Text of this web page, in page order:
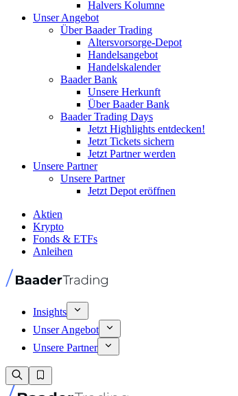
Halvers Kolumne
Unser Angebot
Über Baader Trading
Altersvorsorge-Depot
Handelsangebot
Handelskalender
Baader Bank
Unsere Herkunft
Über Baader Bank
Baader Trading Days
Jetzt Highlights entdecken!
Jetzt Tickets sichern
Jetzt Partner werden
Unsere Partner
Unsere Partner
Jetzt Depot eröffnen
Aktien
Krypto
Fonds & ETFs
Anleihen
Insights
Unser Angebot
Unsere Partner